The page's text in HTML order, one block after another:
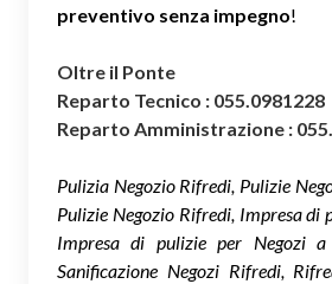
preventivo senza impegno!
Oltre il Ponte
Reparto Tecnico : 055.0981228
Reparto Amministrazione :
Pulizia Negozio Rifredi, Pulizie
Pulizie Negozio Rifredi, Impresa di
Impresa di pulizie per Negozi
Sanificazione Negozi Rifredi,